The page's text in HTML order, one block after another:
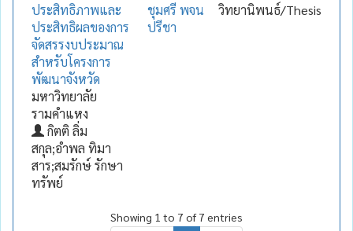
ประสิทธิภาพและ
ประสิทธิผลของการ
จัดสรรงบประมาณ
สำหรับโครงการ
พัฒนาจังหวัด
มหาวิทยาลัย
รามคำแหง
กิตติ ลิ่ม
สกุล;อำพล ทิมา
สาร;สมรักษ์ รักษา
ทรัพย์
ชุมศรี พจน
ปรีชา
วิทยานิพนธ์/Thesis
Showing 1 to 7 of 7 entries